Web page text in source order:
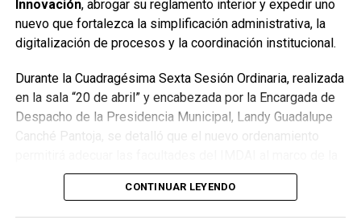
que el saneamiento concluirá en dos días.
Finalmente, las Unidades Verdes de SIRESOL Cancún
convertirse en punto de disposición ilegal de basura. El
Ayuntamiento exhortó a la ciudadanía a reportar estas
prácticas y sumarse al esfuerzo colectivo para mantener
un Cancún limpio y con prosperidad compartida.
Fuente: 5to Poder Agencia de Noticias
Innovación, abrogar su reglamento interior y expedir uno
nuevo que fortalezca la simplificación administrativa, la
digitalización de procesos y la coordinación institucional.
Durante la Cuadragésima Sexta Sesión Ordinaria, realizada
en la sala “20 de abril” y encabezada por la Encargada de
Despacho de la Presidencia Municipal, Landy Guadalupe
Canché Pantoja, se detalló que el nuevo ordenamiento
Ley Nacional para Eliminar Trámites Burocráticos
mediante la instauración de la Autoridad Municipal de
Simplificación y Digitalización. Con ello, se busca agilizar
CONTINUAR LEYENDO